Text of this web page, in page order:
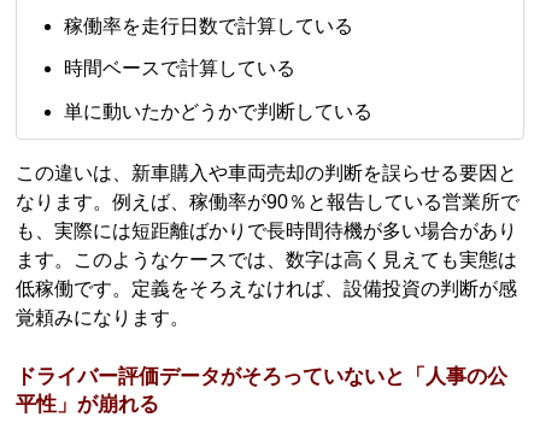
稼働率を走行日数で計算している
時間ベースで計算している
単に動いたかどうかで判断している
この違いは、新車購入や車両売却の判断を誤らせる要因と
なります。例えば、稼働率が90％と報告している営業所で
も、実際には短距離ばかりで長時間待機が多い場合があり
ます。このようなケースでは、数字は高く見えても実態は
低稼働です。定義をそろえなければ、設備投資の判断が感
覚頼みになります。
ドライバー評価データがそろっていないと「人事の公
平性」が崩れる